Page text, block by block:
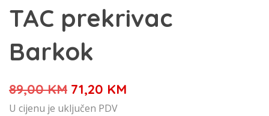
TAC prekrivac
Barkok
89,00KM Izvorna
cijena
71,20 KM
U cijenu je uključen PDV